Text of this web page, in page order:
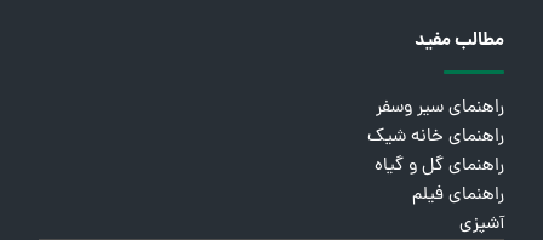
مطالب مفید
راهنمای سیر وسفر
راهنمای خانه شیک
راهنمای گل و گیاه
راهنمای فیلم
آشپزی